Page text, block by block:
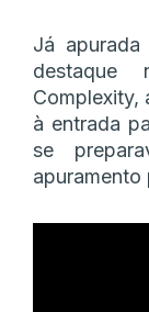
Já
Complexity,
à entrada
se
apuramento